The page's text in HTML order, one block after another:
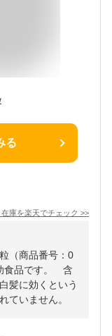
る
庫を楽天でチェック >>
（商品番号：0
食品です。 含
髪に効くという
ていません。